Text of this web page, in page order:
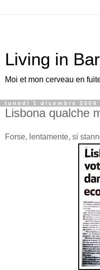
Living in
Moi et mon cerveau en
lunedì 1 dicembre 2008
Lisbona qualche
Forse, lentamente, si